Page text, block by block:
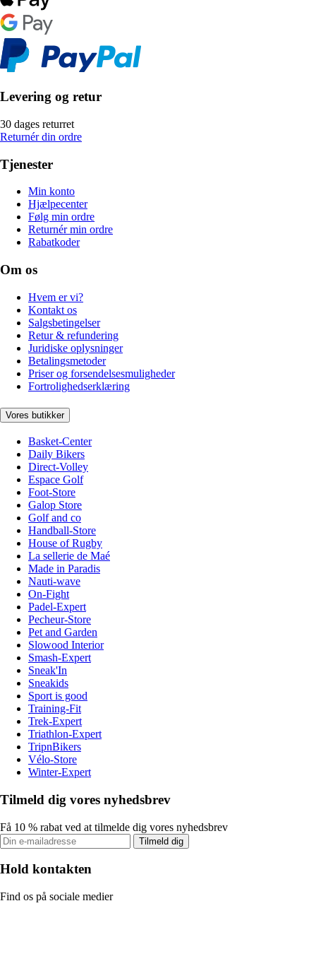
Levering og retur
30 dages returret
Returnér din ordre
Tjenester
Min konto
Hjælpecenter
Følg min ordre
Returnér min ordre
Rabatkoder
Om os
Hvem er vi?
Kontakt os
Salgsbetingelser
Retur & refundering
Juridiske oplysninger
Betalingsmetoder
Priser og forsendelsesmuligheder
Fortrolighedserklæring
Vores butikker
Basket-Center
Daily Bikers
Direct-Volley
Espace Golf
Foot-Store
Galop Store
Golf and co
Handball-Store
House of Rugby
La sellerie de Maé
Made in Paradis
Nauti-wave
On-Fight
Padel-Expert
Pecheur-Store
Pet and Garden
Slowood Interior
Smash-Expert
Sneak'In
Sneakids
Sport is good
Training-Fit
Trek-Expert
Triathlon-Expert
TripnBikers
Vélo-Store
Winter-Expert
Tilmeld dig vores nyhedsbrev
Få 10 % rabat ved at tilmelde dig vores nyhedsbrev
Tilmeld dig
Hold kontakten
Find os på sociale medier